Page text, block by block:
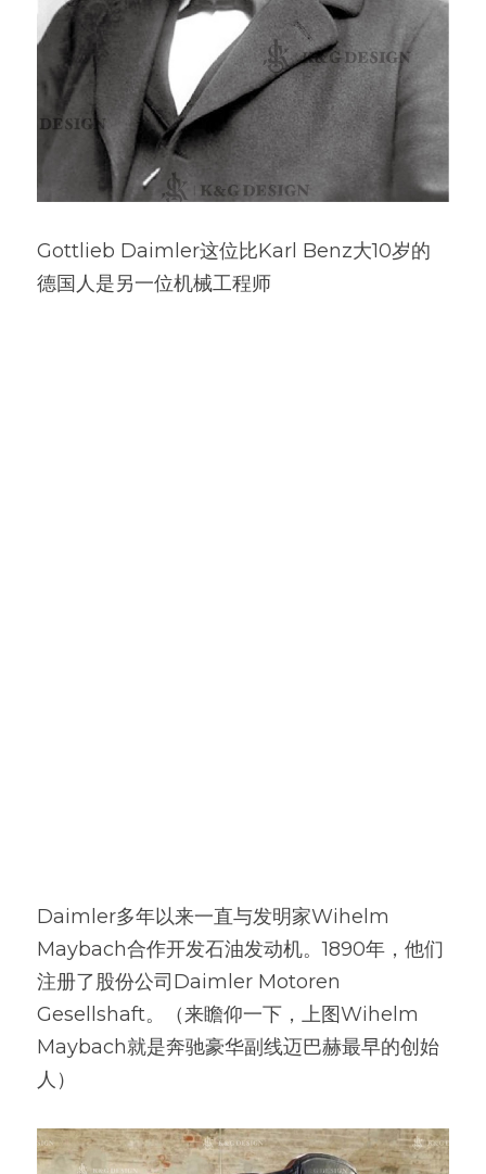
Gottlieb Daimler这位比Karl Benz大10岁的
德国人是另一位机械工程师
Daimler多年以来一直与发明家Wihelm
Maybach合作开发石油发动机。1890年，他们
注册了股份公司Daimler Motoren
Gesellshaft。（来瞻仰一下，上图Wihelm
Maybach就是奔驰豪华副线迈巴赫最早的创始
人）